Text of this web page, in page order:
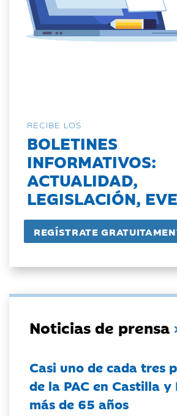
RECIBE LOS
BOLETINES
INFORMATIVOS:
ACTUALIDAD,
LEGISLACIÓN,
Noticias de prensa
Casi uno de cada tres
de la PAC en Castilla
más de 65 años